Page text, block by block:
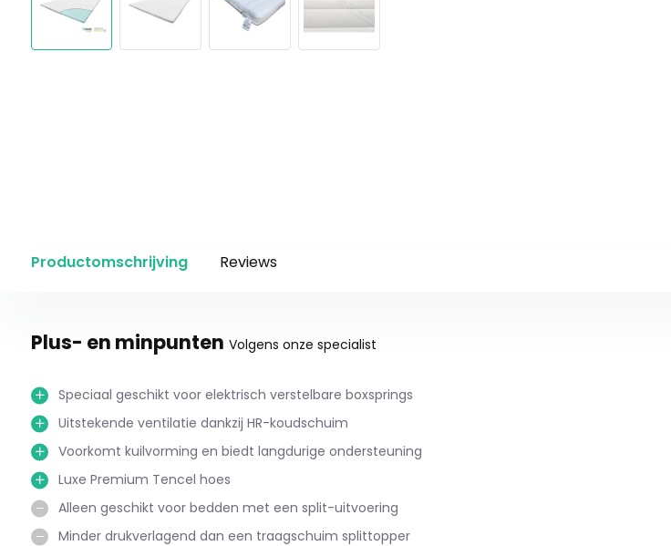
Productomschrijving Reviews
Plus- en minpunten Volgens onze specialist
Speciaal geschikt voor elektrisch verstelbare boxsprings
Uitstekende ventilatie dankzij HR-koudschuim
Voorkomt kuilvorming en biedt langdurige ondersteuning
Luxe Premium Tencel hoes
Alleen geschikt voor bedden met een split-uitvoering
Minder drukverlagend dan een traagschuim splittopper